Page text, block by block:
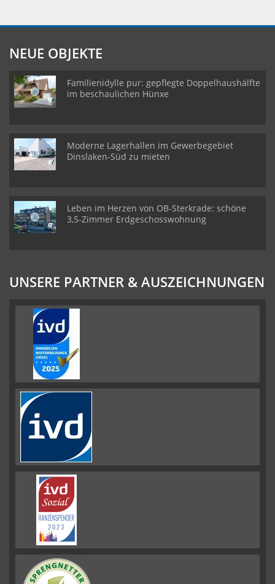
NEUE OBJEKTE
Familienidylle pur: gepflegte Doppelhaushälfte
im beschaulichen Hünxe
Moderne Lagerhallen im Gewerbegebiet
Dinslaken-Süd zu mieten
Leben im Herzen von OB-Sterkrade: schöne
3,5-Zimmer Erdgeschosswohnung
UNSERE PARTNER & AUSZEICHNUNGEN